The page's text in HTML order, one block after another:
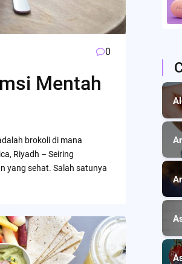
0
Mentah
brokoli di mana
Riyadh – Seiring
yang sehat. Salah satunya